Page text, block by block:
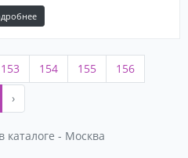
153 154 155
156
›
каталоге - Москва